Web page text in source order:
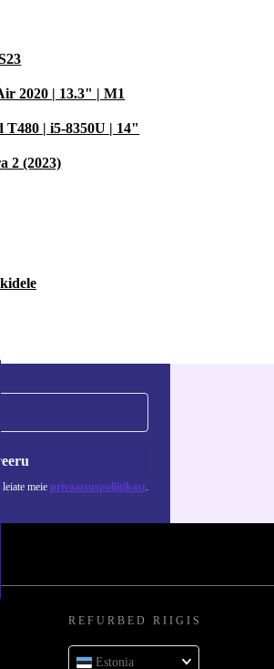
2020 | 13.3" | M1
| i5-8350U | 14"
2 (2023)
leiate meie privaatsuspoliitikast.
REFURBED RIIGIS
Estonia